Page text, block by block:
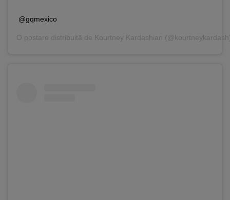
@gqmexico
O postare distribuită de Kourtney Kardashian